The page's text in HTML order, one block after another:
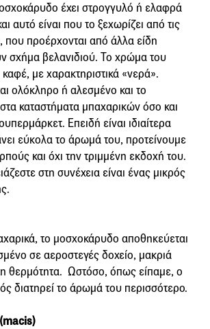
έχει στρογγυλό ή ελαφρά
αυτό είναι που το ξεχωρίζει από τις
που προέρχονται από άλλα είδη
σχήμα βελανιδιού. Το χρώμα του
καφέ, με χαρακτηριστικά «νερά».
ολόκληρο ή αλεσμένο και το
καταστήματα μπαχαρικών όσο και
Επειδή είναι ιδιαίτερα
εύκολα το άρωμά του, προτείνουμε
και όχι την τριμμένη εκδοχή του.
στη συνέχεια είναι ένας μικρός
το μοσχοκάρυδο αποθηκεύεται
σε αεροστεγές δοχείο, μακριά
θερμότητα. Ωστόσο, όπως είπαμε, ο
διατηρεί το άρωμά του περισσότερο.
(macis)